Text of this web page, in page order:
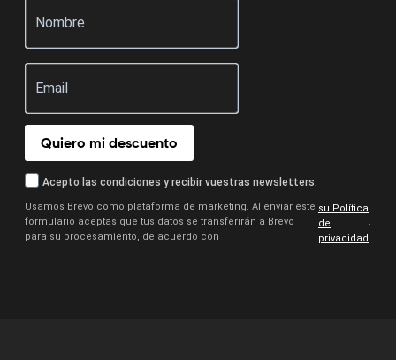
Quiero mi descuento
Acepto las condiciones y recibir vuestras newsletters.
Usamos Brevo como plataforma de marketing. Al enviar este
formulario aceptas que tus datos se transferirán a Brevo
para su procesamiento, de acuerdo con
su Política
de
privacidad
.